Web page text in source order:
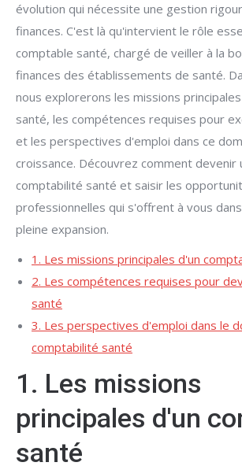
évolution qui nécessite une gestion
finances. C'est là qu'intervient le rôle
comptable santé, chargé de veiller à la
finances des établissements de santé.
nous explorerons les missions
santé, les compétences requises pour
et les perspectives d'emploi dans ce
croissance. Découvrez comment devenir
comptabilité santé et saisir les
professionnelles qui s'offrent à vous
pleine expansion.
1. Les missions principales d'un
2. Les compétences requises pour
santé
3. Les perspectives d'emploi dans le
comptabilité santé
1. Les missions
principales d'un
santé